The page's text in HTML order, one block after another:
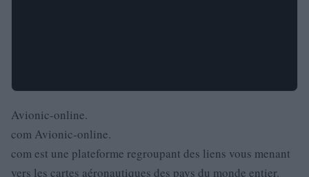
Avionic-online.
com Avionic-online.
com est une plateforme regroupant des liens vous menant
vers les cartes aéronautiques des pays du monde entier.